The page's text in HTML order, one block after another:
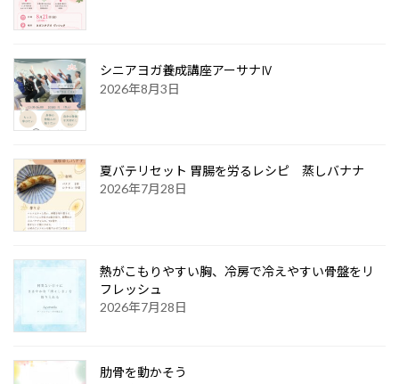
シニアヨガ養成講座アーサナⅣ
2026年8月3日
夏バテリセット 胃腸を労るレシピ 蒸しバナナ
2026年7月28日
熱がこもりやすい胸、冷房で冷えやすい骨盤をリ
フレッシュ
2026年7月28日
肋骨を動かそう